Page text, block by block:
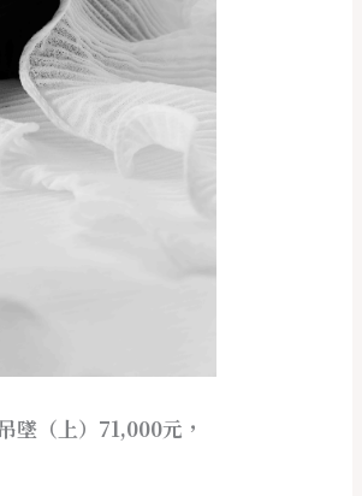
（上）71,000元，